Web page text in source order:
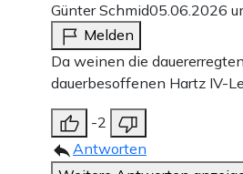
Günter Schmid05.06.2026
Melden
Da weinen die
dauerbesoffenen Hartz IV-
-2
Antworten